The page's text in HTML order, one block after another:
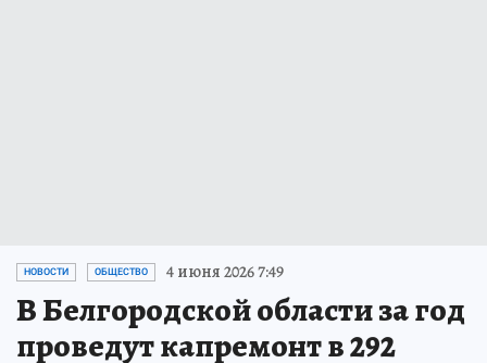
НОВОСТИ ОБЩЕСТВО 4 июня 2026 7:49
В Белгородской области за год
проведут капремонт в 292